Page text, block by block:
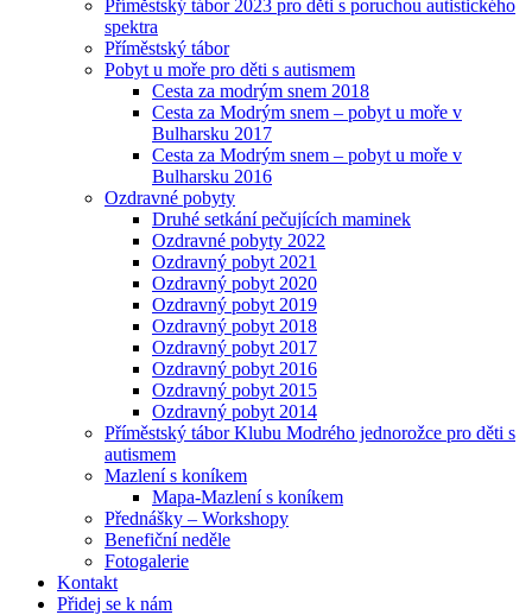
Příměstský tábor 2023 pro děti s poruchou autistického
spektra
Příměstský tábor
Pobyt u moře pro děti s autismem
Cesta za modrým snem 2018
Cesta za Modrým snem – pobyt u moře v
Bulharsku 2017
Cesta za Modrým snem – pobyt u moře v
Bulharsku 2016
Ozdravné pobyty
Druhé setkání pečujících maminek
Ozdravné pobyty 2022
Ozdravný pobyt 2021
Ozdravný pobyt 2020
Ozdravný pobyt 2019
Ozdravný pobyt 2018
Ozdravný pobyt 2017
Ozdravný pobyt 2016
Ozdravný pobyt 2015
Ozdravný pobyt 2014
Příměstský tábor Klubu Modrého jednorožce pro děti s
autismem
Mazlení s koníkem
Mapa-Mazlení s koníkem
Přednášky – Workshopy
Benefiční neděle
Fotogalerie
Kontakt
Přidej se k nám